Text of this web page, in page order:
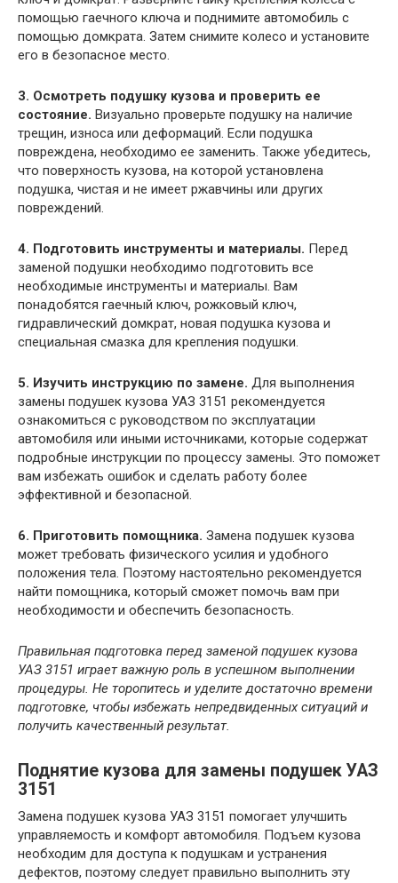
помощью гаечного ключа и поднимите автомобиль с
помощью домкрата. Затем снимите колесо и установите
его в безопасное место.
3. Осмотреть подушку кузова и проверить ее
состояние. Визуально проверьте подушку на наличие
трещин, износа или деформаций. Если подушка
повреждена, необходимо ее заменить. Также убедитесь,
что поверхность кузова, на которой установлена
подушка, чистая и не имеет ржавчины или других
повреждений.
4. Подготовить инструменты и материалы. Перед
заменой подушки необходимо подготовить все
необходимые инструменты и материалы. Вам
понадобятся гаечный ключ, рожковый ключ,
гидравлический домкрат, новая подушка кузова и
специальная смазка для крепления подушки.
5. Изучить инструкцию по замене. Для выполнения
замены подушек кузова УАЗ 3151 рекомендуется
ознакомиться с руководством по эксплуатации
автомобиля или иными источниками, которые содержат
подробные инструкции по процессу замены. Это поможет
вам избежать ошибок и сделать работу более
эффективной и безопасной.
6. Приготовить помощника. Замена подушек кузова
может требовать физического усилия и удобного
положения тела. Поэтому настоятельно рекомендуется
найти помощника, который сможет помочь вам при
необходимости и обеспечить безопасность.
Правильная подготовка перед заменой подушек кузова
УАЗ 3151 играет важную роль в успешном выполнении
процедуры. Не торопитесь и уделите достаточно времени
подготовке, чтобы избежать непредвиденных ситуаций и
получить качественный результат.
Поднятие кузова для замены подушек УАЗ
3151
Замена подушек кузова УАЗ 3151 помогает улучшить
управляемость и комфорт автомобиля. Подъем кузова
необходим для доступа к подушкам и устранения
дефектов, поэтому следует правильно выполнить эту